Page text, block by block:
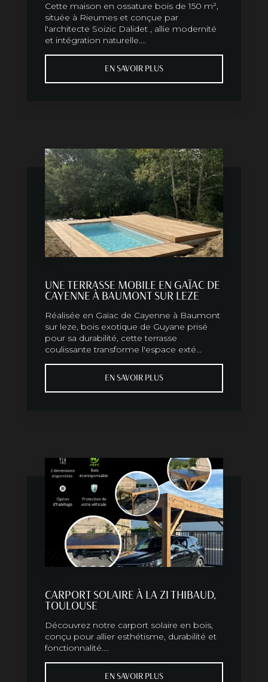
Cette maison en ossature bois de 150 m²,
située à Rieumes et conçue par
l'architecte Soizic Dalidet , allie modernité
et intégration naturelle....
EN SAVOIR PLUS
UNE TERRASSE MOBILE EN GAÏAC DE
CAYENNE À BAUMONT SUR LEZE
Réalisée en Gaïac de Cayenne à Baumont
sur leze, bois exotique de Guyane prisé
pour sa durabilité, cette terrasse
coulissante transforme l'espace exté...
EN SAVOIR PLUS
CARPORT SOLAIRE À LA ZI THIBAUD,
TOULOUSE
Découvrez notre carport solaire en bois,
conçu pour allier esthétisme, durabilité et
fonctionnalité....
EN SAVOIR PLUS